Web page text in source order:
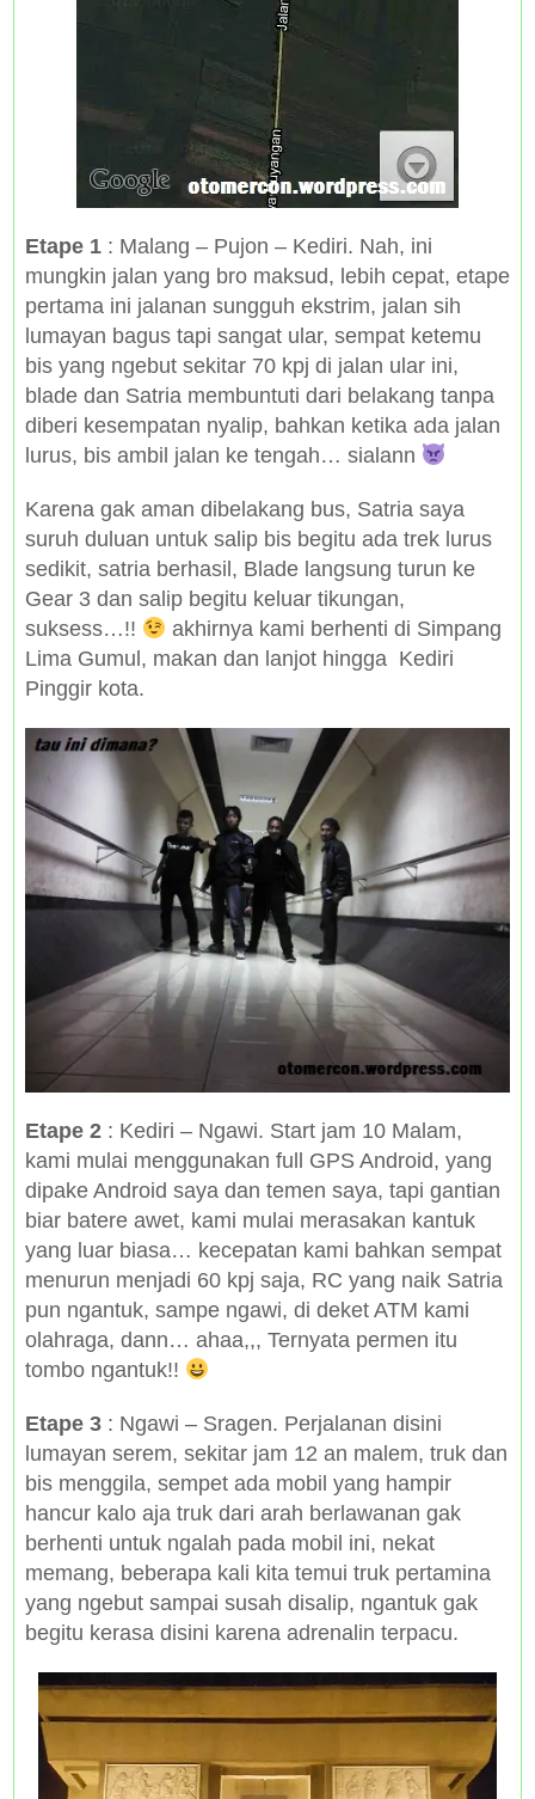
Etape 1: Malang – Pujon – Kediri. Nah, ini
mungkin jalan yang bro maksud, lebih cepat, etape
pertama ini jalanan sungguh ekstrim, jalan sih
lumayan bagus tapi sangat ular, sempat ketemu
bis yang ngebut sekitar 70 kpj di jalan ular ini,
blade dan Satria membuntuti dari belakang tanpa
diberi kesempatan nyalip, bahkan ketika ada jalan
lurus, bis ambil jalan ke tengah… sialann
Karena gak aman dibelakang bus, Satria saya
suruh duluan untuk salip bis begitu ada trek lurus
sedikit, satria berhasil, Blade langsung turun ke
Gear 3 dan salip begitu keluar tikungan,
suksess…!!
akhirnya kami berhenti di Simpang
Lima Gumul, makan dan lanjot hingga Kediri
Pinggir kota.
Etape 2: Kediri – Ngawi. Start jam 10 Malam,
kami mulai menggunakan full GPS Android, yang
dipake Android saya dan temen saya, tapi gantian
biar batere awet, kami mulai merasakan kantuk
yang luar biasa… kecepatan kami bahkan sempat
menurun menjadi 60 kpj saja, RC yang naik Satria
pun ngantuk, sampe ngawi, di deket ATM kami
olahraga, dann… ahaa,,, Ternyata permen itu
tombo ngantuk!!
Etape 3: Ngawi – Sragen. Perjalanan disini
lumayan serem, sekitar jam 12 an malem, truk dan
bis menggila, sempet ada mobil yang hampir
hancur kalo aja truk dari arah berlawanan gak
berhenti untuk ngalah pada mobil ini, nekat
memang, beberapa kali kita temui truk pertamina
yang ngebut sampai susah disalip, ngantuk gak
begitu kerasa disini karena adrenalin terpacu.